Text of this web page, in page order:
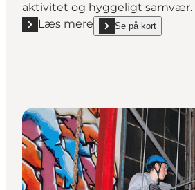
aktivitet og hyggeligt samvær.
Læs mere
Læs mere "Fodboldgolfen"
Se på kort
show Fodboldgolfen